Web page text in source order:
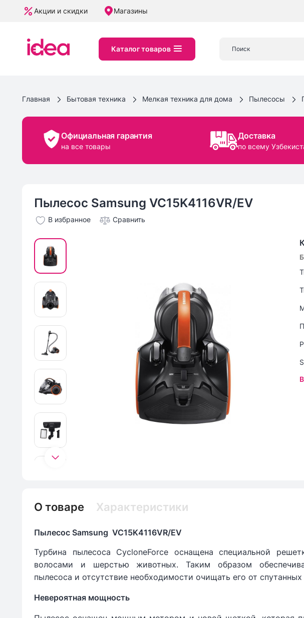
Акции и скидки Магазины
Каталог товаров
Главная Бытовая техника Мелкая техника для дома Пылесосы
Официальная гарантия
на все товары
Доставка
по всему
Пылесос Samsung VC15K4116VR/EV
В избранное Сравнить
О товаре Характеристики
Пылесос Samsung VC15K4116VR/EV
Турбина пылесоса CycloneForce оснащена специальной
волосами и шерстью животных. Таким образом
пылесоса и отсутствие необходимости очищать его от
Невероятная мощность